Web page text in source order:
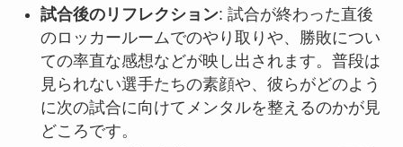
試合後のリフレクション: 試合が終わった直後
のロッカールームでのやり取りや、勝敗につい
ての率直な感想などが映し出されます。普段は
見られない選手たちの素顔や、彼らがどのよう
に次の試合に向けてメンタルを整えるのかが見
どころです。